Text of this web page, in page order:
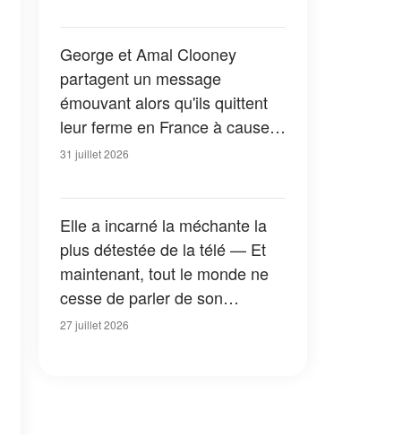
George et Amal Clooney
partagent un message
émouvant alors qu'ils quittent
leur ferme en France à cause
des feux de forêt — Tous les
31 juillet 2026
Elle a incarné la méchante la
plus détestée de la télé — Et
maintenant, tout le monde ne
cesse de parler de son
apparition dans la nouvelle
27 juillet 2026